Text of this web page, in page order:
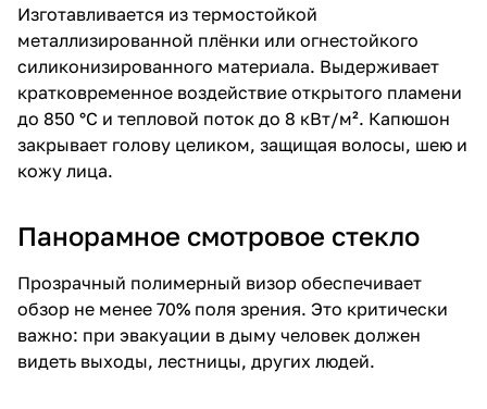
Изготавливается из термостойкой
металлизированной плёнки или огнестойкого
силиконизированного материала. Выдерживает
кратковременное воздействие открытого пламени
до 850 °C и тепловой поток до 8 кВт/м². Капюшон
закрывает голову целиком, защищая волосы, шею и
кожу лица.
Панорамное смотровое стекло
Прозрачный полимерный визор обеспечивает
обзор не менее 70% поля зрения. Это критически
важно: при эвакуации в дыму человек должен
видеть выходы, лестницы, других людей.